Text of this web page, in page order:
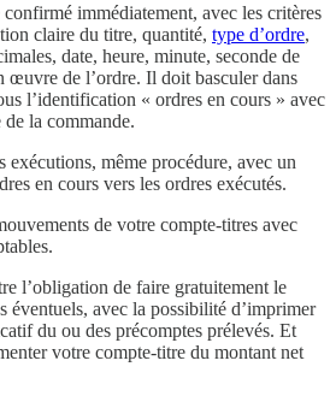
immédiatement, avec les critères
claire du titre, quantité, type d’ordre,
date, heure, minute, seconde de
œuvre de l’ordre. Il doit basculer dans
l’identification « ordres en cours » avec
la commande.
exécutions, même procédure, avec un
en cours vers les ordres exécutés.
de votre compte-titres avec
l’obligation de faire gratuitement le
éventuels, avec la possibilité d’imprimer
du ou des précomptes prélevés. Et
votre compte-titre du montant net